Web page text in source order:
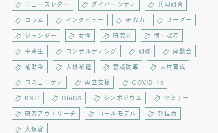
ニュースレター ダイバーシティ 共同研究
コラム インタビュー 研究力 リーダー
ジェンダー 女性 研究者 博士課程
中高生 コンサルティング 研修 座談会
補助金 人材派遣 意識改革 人材育成
コミュニティ 両立支援 COVID-19
KNIT RinGS シンポジウム セミナー
研究アウトリーチ ロールモデル 発信力
大塚賞